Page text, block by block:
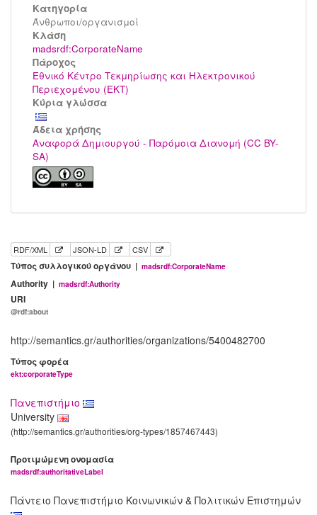
Κατηγορία
Άνθρωποι/οργανισμοί
Kλάση
madsrdf:CorporateName
Πάροχος
Εθνικό Κέντρο Τεκμηρίωσης και Ηλεκτρονικού
Περιεχομένου (ΕΚΤ)
Κύρια γλώσσα
Άδεια χρήσης
Αναφορά Δημιουργού - Παρόμοια Διανομή (CC BY-
SA)
RDF/XML JSON-LD CSV
Τύπος συλλογικού οργάνου | madsrdf:CorporateName
Authority | madsrdf:Authority
URI
@rdf:about
http://semantics.gr/authorities/organizations/5400482700
Τύπος φορέα
ekt:corporateType
Πανεπιστήμιο
University
(http://semantics.gr/authorities/org-types/1857467443)
Προτιμώμενη ονομασία
madsrdf:authoritativeLabel
Πάντειο Πανεπιστήμιο Κοινωνικών & Πολιτικών Επιστημών